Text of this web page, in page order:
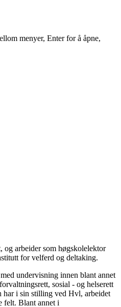
menyer, Enter for å åpne,
og arbeider som høgskolelektor
for velferd og deltaking.
undervisning innen blant annet
sosial - og helserett
har i sin stilling ved Hvl, arbeidet
felt. Blant annet i